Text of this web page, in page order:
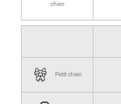
chien
Petit chien